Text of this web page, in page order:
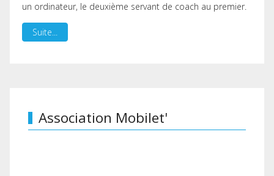
un ordinateur, le deuxième servant de coach au premier.
Suite...
Association Mobilet'